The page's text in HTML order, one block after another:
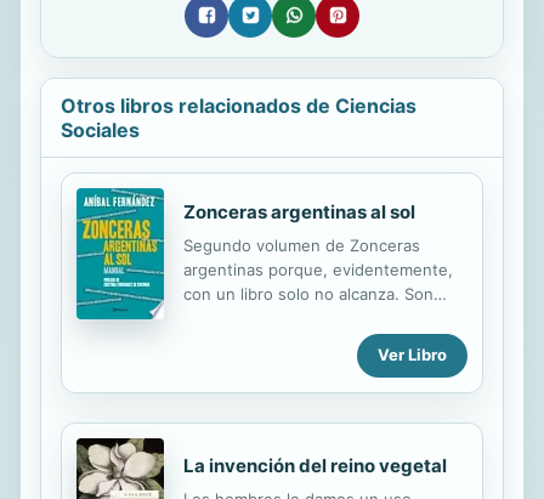
Otros libros relacionados de Ciencias
Sociales
Zonceras argentinas al sol
Segundo volumen de Zonceras
argentinas porque, evidentemente,
con un libro solo no alcanza. Son
la idea “jauretcheana” de que
siempre van a existir zonzos y
zonceras (no importa el esfuerzo
este nuevo manual escrito por Aníbal
Ver Libro
La invención del reino vegetal